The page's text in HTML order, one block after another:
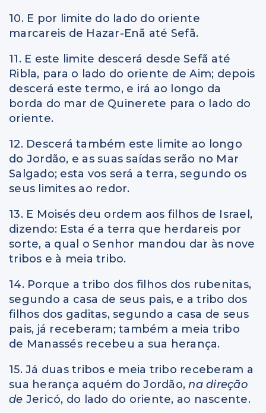
10. E por limite do lado do oriente
marcareis de Hazar-Enã até Sefã.
11. E este limite descerá desde Sefã até
Ribla, para o lado do oriente de Aim; depois
descerá este termo, e irá ao longo da
borda do mar de Quinerete para o lado do
oriente.
12. Descerá também este limite ao longo
do Jordão, e as suas saídas serão no Mar
Salgado; esta vos será a terra, segundo os
seus limites ao redor.
13. E Moisés deu ordem aos filhos de Israel,
dizendo: Esta é a terra que herdareis por
sorte, a qual o Senhor mandou dar às nove
tribos e à meia tribo.
14. Porque a tribo dos filhos dos rubenitas,
segundo a casa de seus pais, e a tribo dos
filhos dos gaditas, segundo a casa de seus
pais, já receberam; também a meia tribo
de Manassés recebeu a sua herança.
15. Já duas tribos e meia tribo receberam a
sua herança aquém do Jordão,na direção
de Jericó, do lado do oriente, ao nascente.